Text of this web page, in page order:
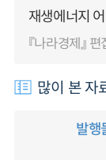
재생에너지
『나라경제』 편
많이 본 자
발행